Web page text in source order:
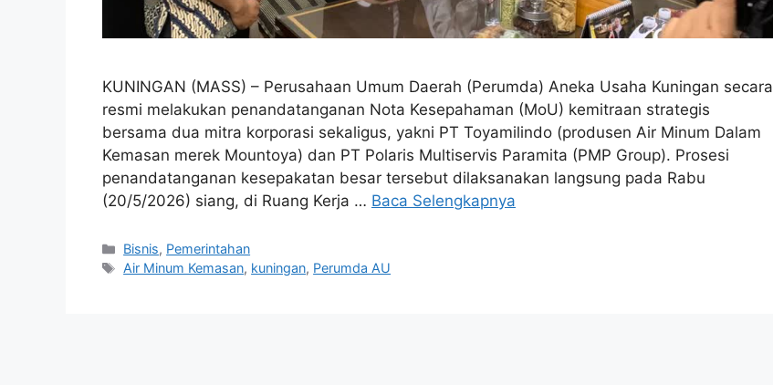
KUNINGAN (MASS) – Perusahaan Umum Daerah (Perumda) Aneka Usaha Kuningan secara
resmi melakukan penandatanganan Nota Kesepahaman (MoU) kemitraan strategis
bersama dua mitra korporasi sekaligus, yakni PT Toyamilindo (produsen Air Minum Dalam
Kemasan merek Mountoya) dan PT Polaris Multiservis Paramita (PMP Group). Prosesi
penandatanganan kesepakatan besar tersebut dilaksanakan langsung pada Rabu
(20/5/2026) siang, di Ruang Kerja … Baca Selengkapnya
Kategori
Bisnis, Pemerintahan
Tag
Air Minum Kemasan, kuningan, Perumda AU